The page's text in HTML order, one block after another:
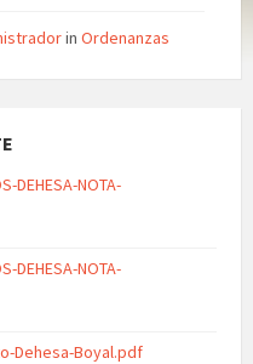
in Ordenanzas
DEHESA-NOTA-
DEHESA-NOTA-
Dehesa-Boyal.pdf